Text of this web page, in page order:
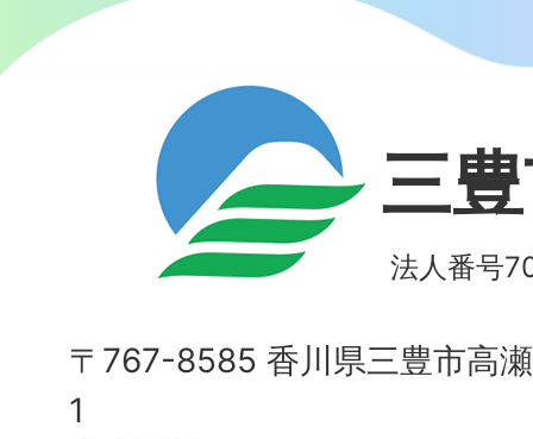
三
法人番号
〒767-8585 香川県三豊市高
1